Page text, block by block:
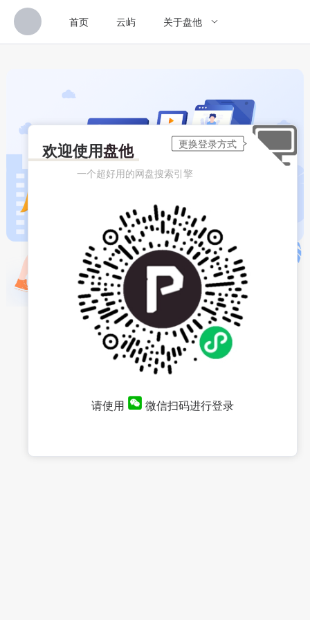
首页 云屿 关于盘他
欢迎使用盘他
一个超好用的网盘搜索引擎
请使用 微信扫码进行登录